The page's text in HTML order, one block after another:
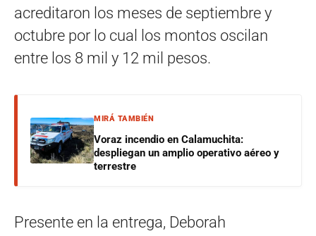
acreditaron los meses de septiembre y
octubre por lo cual los montos oscilan
entre los 8 mil y 12 mil pesos.
MIRÁ TAMBIÉN
Voraz incendio en Calamuchita:
despliegan un amplio operativo aéreo y
terrestre
Presente en la entrega, Deborah